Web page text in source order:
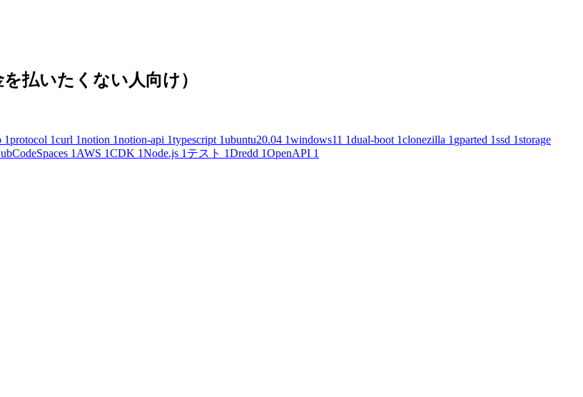
払いたくない人向け）
1protocol 1curl 1notion 1notion-api 1typescript 1ubuntu20.04 1windows11 1dual-boot 1clonezilla 1 gparted 1ssd 1storage
1 AWS 1CDK 1Node.js 1 テスト 1Dredd 1OpenAPI 1